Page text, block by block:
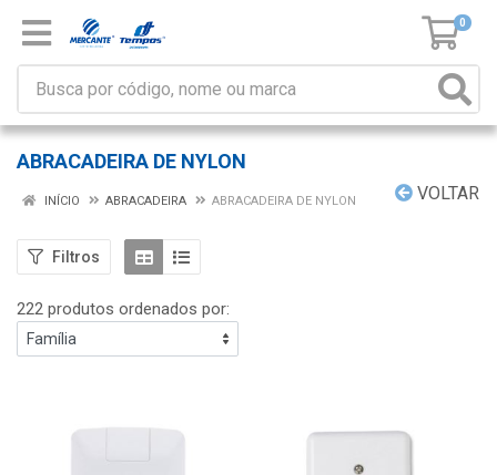
0
ABRACADEIRA DE NYLON
VOLTAR
INÍCIO ABRACADEIRA ABRACADEIRA DE NYLON
Filtros
222 produtos ordenados por: